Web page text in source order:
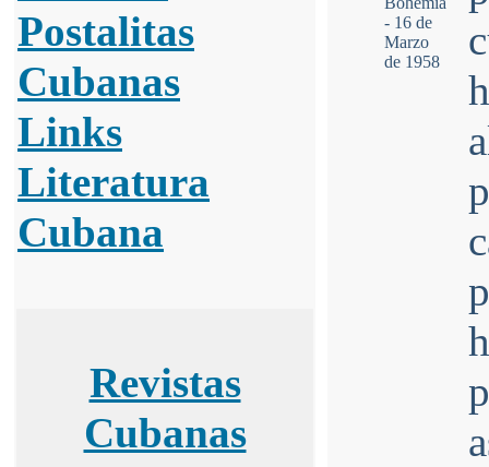
Postalitas
Cubanas
Links
Literatura
Cubana
Revistas
Cubanas